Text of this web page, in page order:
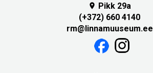
 Pikk 29a
(+372) 660 4140
rm@linnamuuseum.ee